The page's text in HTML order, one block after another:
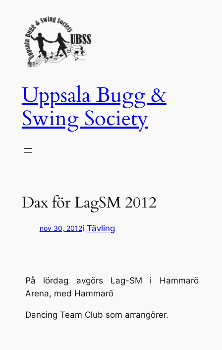
innehåll
Uppsala Bugg &
Swing Society
Dax för LagSM 2012
nov 30, 2012i Tävling
På lördag avgörs Lag-SM i Hammarö
Arena, med Hammarö
Dancing Team Club som arrangörer.